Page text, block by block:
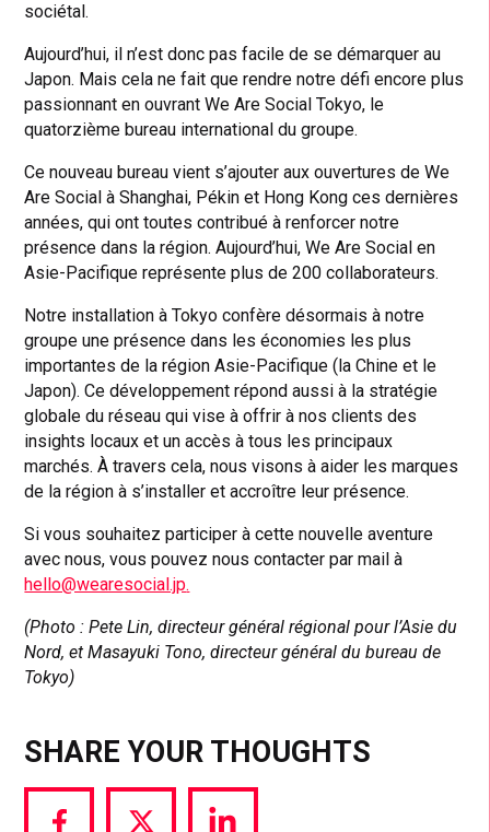
sociétal.
Aujourd’hui, il n’est donc pas facile de se démarquer au
Japon. Mais cela ne fait que rendre notre défi encore plus
passionnant en ouvrant We Are Social Tokyo, le
quatorzième bureau international du groupe.
Ce nouveau bureau vient s’ajouter aux ouvertures de We
Are Social à Shanghai, Pékin et Hong Kong ces dernières
années, qui ont toutes contribué à renforcer notre
présence dans la région. Aujourd’hui, We Are Social en
Asie-Pacifique représente plus de 200 collaborateurs.
Notre installation à Tokyo confère désormais à notre
groupe une présence dans les économies les plus
importantes de la région Asie-Pacifique (la Chine et le
Japon). Ce développement répond aussi à la stratégie
globale du réseau qui vise à offrir à nos clients des
insights locaux et un accès à tous les principaux
marchés. À travers cela, nous visons à aider les marques
de la région à s’installer et accroître leur présence.
Si vous souhaitez participer à cette nouvelle aventure
avec nous, vous pouvez nous contacter par mail à
hello@wearesocial.jp.
(Photo : Pete Lin, directeur général régional pour l’Asie du
Nord, et Masayuki Tono, directeur général du bureau de
Tokyo)
SHARE YOUR THOUGHTS